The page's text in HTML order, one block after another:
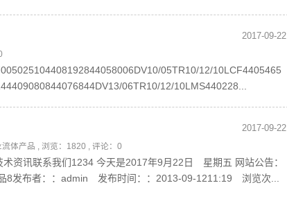
2017-09-22
05TR10/12/10LCF4405465
06TR10/12/10LMS440228...
2017-09-22
流体产品 , 浏览：1820 , 评论：0
术资讯联系我们1234 今天是2017年9月22日 星期五 网站公告：
8发布者：：admin 发布时间：：2013-09-1211:19 浏览次...